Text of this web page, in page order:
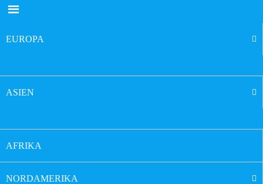
EUROPA
ASIEN
AFRIKA
NORDAMERIKA